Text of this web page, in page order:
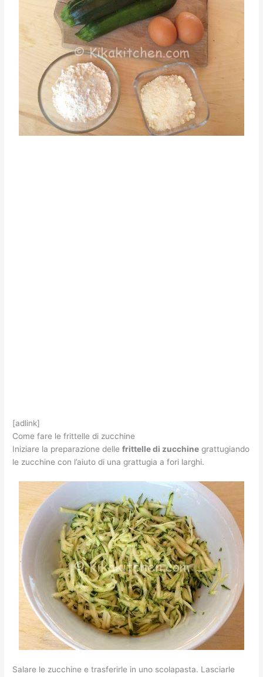
[adlink]
Come fare le frittelle di zucchine
Iniziare la preparazione dellefrittelle di zucchine grattugiando
le zucchine con l’aiuto di una grattugia a fori larghi.
Salare le zucchine e trasferirle in uno scolapasta. Lasciarle